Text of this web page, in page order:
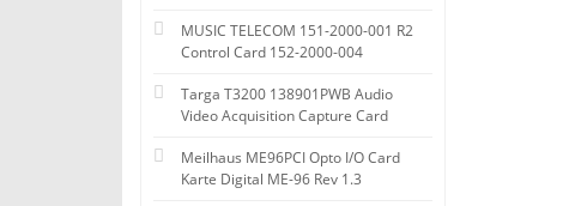
MUSIC TELECOM 151-2000-001 R2
Control Card 152-2000-004
Targa T3200 138901PWB Audio
Video Acquisition Capture Card
Meilhaus ME96PCI Opto I/O Card
Karte Digital ME-96 Rev 1.3